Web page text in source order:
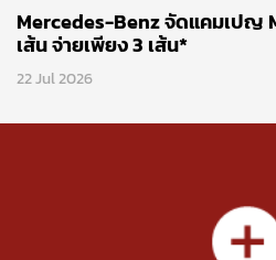
Mercedes-Benz จัดแคมเปญ
เส้น จ่ายเพียง 3 เส้น*
22 Jul 2026